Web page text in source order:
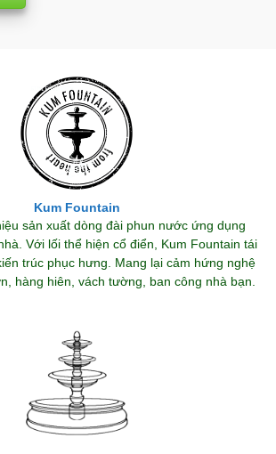
Kum Fountain
sản xuất dòng đài phun nước ứng dụng
Với lối thể hiện cổ điển, Kum Fountain tái
trúc phục hưng. Mang lại cảm hứng nghệ
hàng hiên, vách tường, ban công nhà bạn.